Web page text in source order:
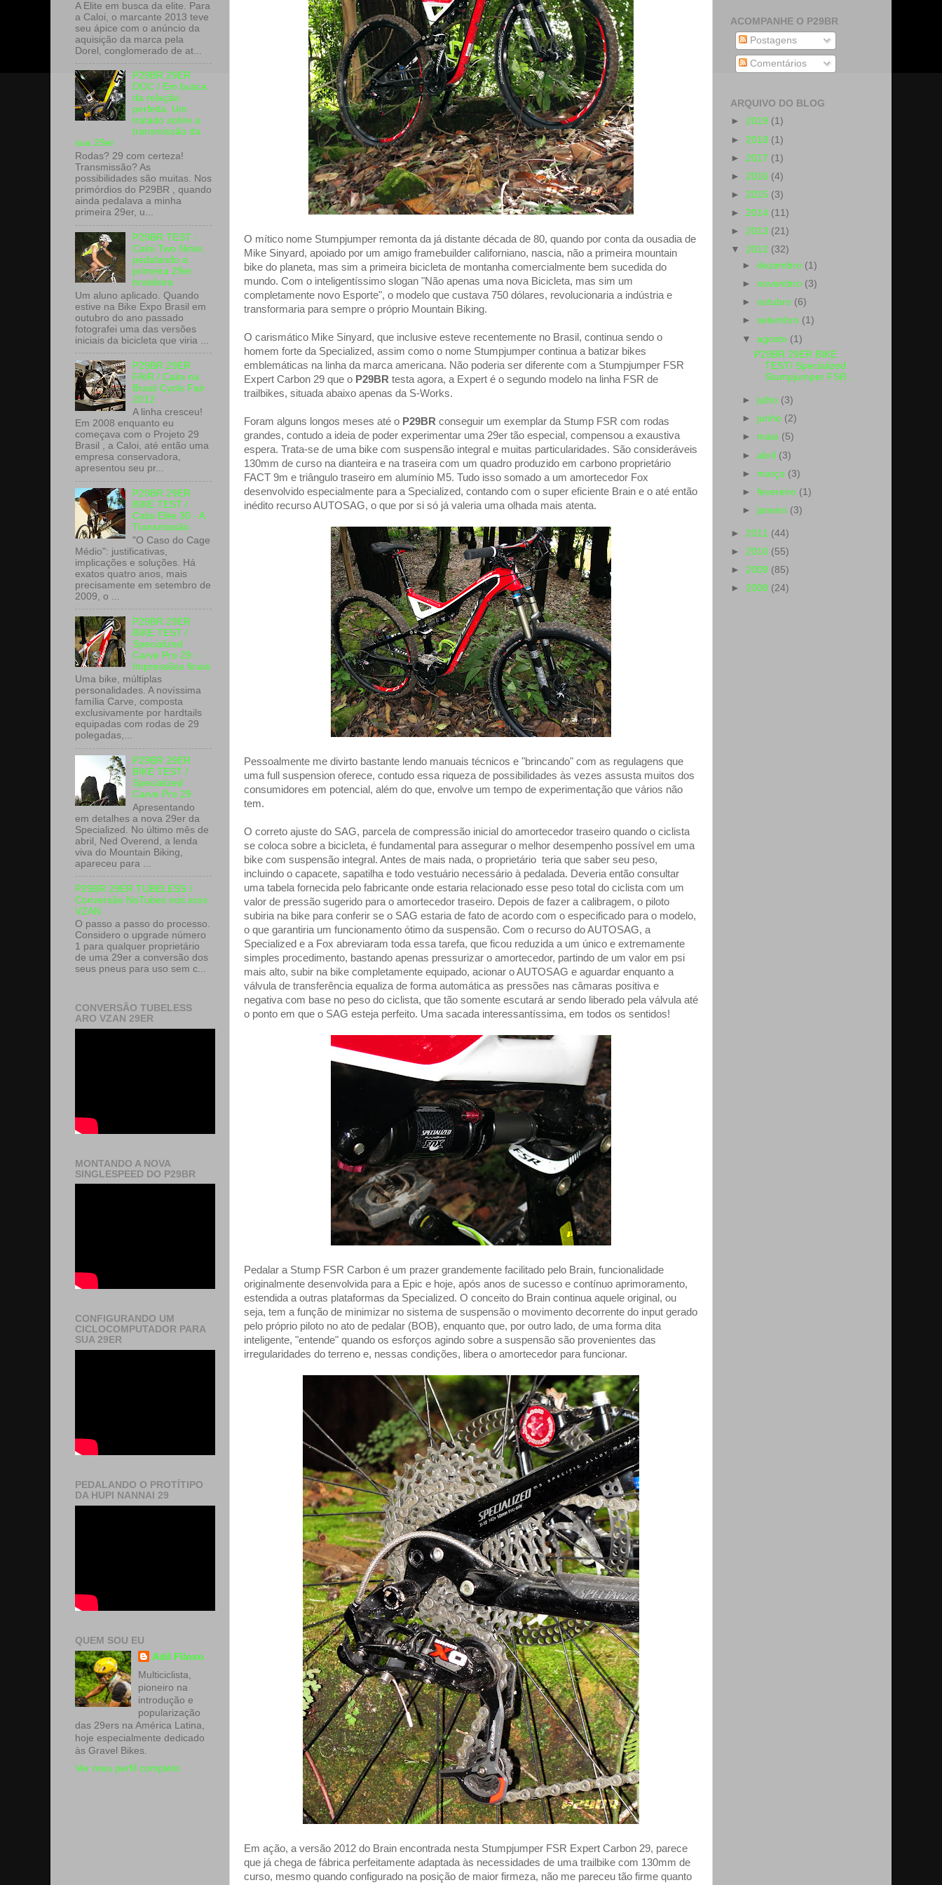
O mítico nome Stumpjumper remonta da já distante década de 80, quando por conta da ousadia de
Mike Sinyard, apoiado por um amigo framebuilder californiano, nascia, não a primeira mountain
bike do planeta, mas sim a primeira bicicleta de montanha comercialmente bem sucedida do
mundo. Com o inteligentíssimo slogan "Não apenas uma nova Bicicleta, mas sim um
completamente novo Esporte", o modelo que custava 750 dólares, revolucionaria a indústria e
transformaria para sempre o próprio Mountain Biking.
O carismático Mike Sinyard, que inclusive esteve recentemente no Brasil, continua sendo o
homem forte da Specialized, assim como o nome Stumpjumper continua a batizar bikes
emblemáticas na linha da marca americana. Não poderia ser diferente com a Stumpjumper FSR
Expert Carbon 29 que o P29BR testa agora, a Expert é o segundo modelo na linha FSR de
trailbikes, situada abaixo apenas da S-Works.
Foram alguns longos meses até o P29BR conseguir um exemplar da Stump FSR com rodas
grandes, contudo a ideia de poder experimentar uma 29er tão especial, compensou a exaustiva
espera. Trata-se de uma bike com suspensão integral e muitas particularidades. São consideráveis
130mm de curso na dianteira e na traseira com um quadro produzido em carbono proprietário
FACT 9m e triângulo traseiro em alumínio M5. Tudo isso somado a um amortecedor Fox
desenvolvido especialmente para a Specialized, contando com o super eficiente Brain e o até então
inédito recurso AUTOSAG, o que por si só já valeria uma olhada mais atenta.
Pessoalmente me divirto bastante lendo manuais técnicos e "brincando" com as regulagens que
uma full suspension oferece, contudo essa riqueza de possibilidades às vezes assusta muitos dos
consumidores em potencial, além do que, envolve um tempo de experimentação que vários não
tem.
O correto ajuste do SAG, parcela de compressão inicial do amortecedor traseiro quando o ciclista
se coloca sobre a bicicleta, é fundamental para assegurar o melhor desempenho possível em uma
bike com suspensão integral. Antes de mais nada, o proprietário teria que saber seu peso,
incluindo o capacete, sapatilha e todo vestuário necessário à pedalada. Deveria então consultar
uma tabela fornecida pelo fabricante onde estaria relacionado esse peso total do ciclista com um
valor de pressão sugerido para o amortecedor traseiro. Depois de fazer a calibragem, o piloto
subiria na bike para conferir se o SAG estaria de fato de acordo com o especificado para o modelo,
o que garantiria um funcionamento ótimo da suspensão. Com o recurso do AUTOSAG, a
Specialized e a Fox abreviaram toda essa tarefa, que ficou reduzida a um único e extremamente
simples procedimento, bastando apenas pressurizar o amortecedor, partindo de um valor em psi
mais alto, subir na bike completamente equipado, acionar o AUTOSAG e aguardar enquanto a
válvula de transferência equaliza de forma automática as pressões nas câmaras positiva e
negativa com base no peso do ciclista, que tão somente escutará ar sendo liberado pela válvula até
o ponto em que o SAG esteja perfeito. Uma sacada interessantíssima, em todos os sentidos!
Pedalar a Stump FSR Carbon é um prazer grandemente facilitado pelo Brain, funcionalidade
originalmente desenvolvida para a Epic e hoje, após anos de sucesso e contínuo aprimoramento,
estendida a outras plataformas da Specialized. O conceito do Brain continua aquele original, ou
seja, tem a função de minimizar no sistema de suspensão o movimento decorrente do input gerado
pelo próprio piloto no ato de pedalar (BOB), enquanto que, por outro lado, de uma forma dita
inteligente, "entende" quando os esforços agindo sobre a suspensão são provenientes das
irregularidades do terreno e, nessas condições, libera o amortecedor para funcionar.
Em ação, a versão 2012 do Brain encontrada nesta Stumpjumper FSR Expert Carbon 29, parece
que já chega de fábrica perfeitamente adaptada às necessidades de uma trailbike com 130mm de
curso, mesmo quando configurado na posição de maior firmeza, não me pareceu tão firme quanto
A Elite em busca da elite. Para
a Caloi, o marcante 2013 teve
seu ápice com o anúncio da
aquisição da marca pela
Dorel, conglomerado de at...
P29BR 29ER
DOC / Em busca
da relação
perfeita. Um
tratado sobre a
transmissão da
sua 29er
Rodas? 29 com certeza!
Transmissão? As
possibilidades são muitas. Nos
primórdios do P29BR , quando
ainda pedalava a minha
primeira 29er, u...
P29BR TEST -
Caloi Two Niner,
pedalando a
primeira 29er
brasileira
Um aluno aplicado. Quando
estive na Bike Expo Brasil em
outubro do ano passado
fotografei uma das versões
iniciais da bicicleta que viria ...
P29BR 29ER
FAIR / Caloi na
Brasil Cycle Fair
2012
A linha cresceu!
Em 2008 enquanto eu
começava com o Projeto 29
Brasil , a Caloi, até então uma
empresa conservadora,
apresentou seu pr...
P29BR 29ER
BIKE TEST /
Caloi Elite 30 - A
Transmissão
"O Caso do Cage
Médio": justificativas,
implicações e soluções. Há
exatos quatro anos, mais
precisamente em setembro de
2009, o ...
P29BR 29ER
BIKE TEST /
Specialized
Carve Pro 29 -
Impressões finais
Uma bike, múltiplas
personalidades. A novíssima
família Carve, composta
exclusivamente por hardtails
equipadas com rodas de 29
polegadas,...
P29BR 29ER
BIKE TEST /
Specialized
Carve Pro 29
Apresentando
em detalhes a nova 29er da
Specialized. No último mês de
abril, Ned Overend, a lenda
viva do Mountain Biking,
apareceu para ...
P29BR 29ER TUBELESS /
Conversão NoTubes nos aros
VZAN
O passo a passo do processo.
Considero o upgrade número
1 para qualquer proprietário
de uma 29er a conversão dos
seus pneus para uso sem c...
CONVERSÃO TUBELESS
ARO VZAN 29ER
MONTANDO A NOVA
SINGLESPEED DO P29BR
CONFIGURANDO UM
CICLOCOMPUTADOR PARA
SUA 29ER
PEDALANDO O PROTÍTIPO
DA HUPI NANNAI 29
QUEM SOU EU
Adil Filoso
Multiciclista,
pioneiro na
introdução e
popularização
das 29ers na América Latina,
hoje especialmente dedicado
às Gravel Bikes.
Ver meu perfil completo
ACOMPANHE O P29BR
Postagens
Comentários
ARQUIVO DO BLOG
► 2019 (1)
► 2018 (1)
► 2017 (1)
► 2016 (4)
► 2015 (3)
► 2014 (11)
► 2013 (21)
▼ 2012 (32)
►dezembro (1)
► novembro (3)
►outubro (6)
►setembro (1)
▼agosto (1)
P29BR 29ER BIKE
TEST/ Specialized
Stumpjumper FSR ...
► julho (3)
► junho (2)
► maio (5)
►abril (3)
► março (3)
►fevereiro (1)
► janeiro (3)
► 2011 (44)
► 2010 (55)
► 2009 (85)
► 2008 (24)